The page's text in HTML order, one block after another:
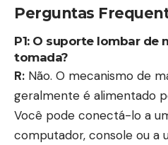
Perguntas
P1: O suporte lombar de
tomada?
R: Não. O mecanismo de
geralmente é alimentado
Você pode conectá-lo a
computador, console ou a